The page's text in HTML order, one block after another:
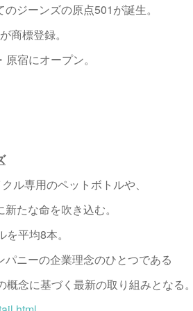
ジーンズの原点501が誕生。
商標登録。
宿にオープン。
ル専用のペットボトルや、
たな命を吹き込む。
平均8本。
ニーの企業理念のひとつである
概念に基づく最新の取り組みとなる。